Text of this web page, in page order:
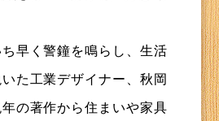
早く警鐘を鳴らし、生活
た工業デザイナー、秋岡
の著作から住まいや家具